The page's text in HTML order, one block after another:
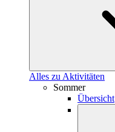
Alles zu Aktivitäten
Sommer
Übersicht